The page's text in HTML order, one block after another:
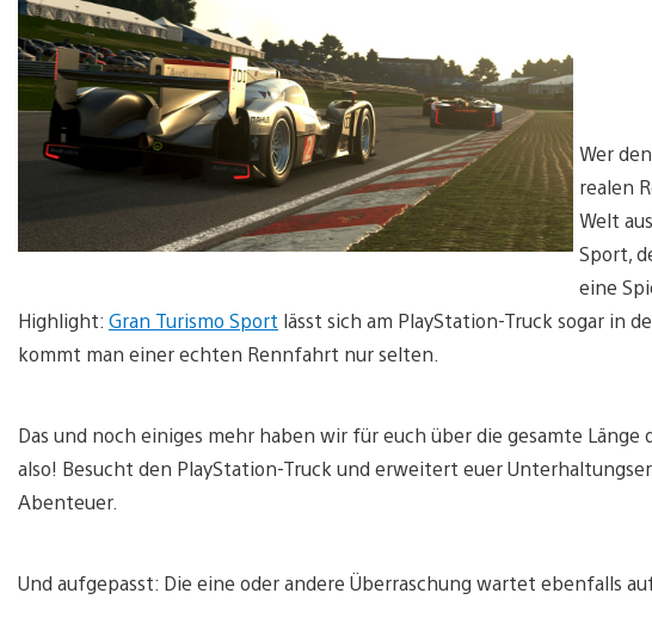
Wer
realen
Welt
Sport,
eine
Highlight: Gran Turismo Sport lässt sich am PlayStation-Truck sogar in
kommt man einer echten Rennfahrt nur selten.
Das und noch einiges mehr haben wir für euch über die gesamte
also! Besucht den PlayStation-Truck und erweitert euer
Abenteuer.
Und aufgepasst: Die eine oder andere Überraschung wartet ebenfalls